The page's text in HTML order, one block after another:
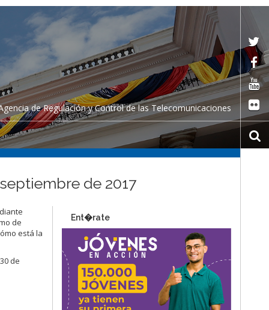
de Regulación y Control de las Telecomunicaciones
de 2017
de
está la
de
Ent�rate